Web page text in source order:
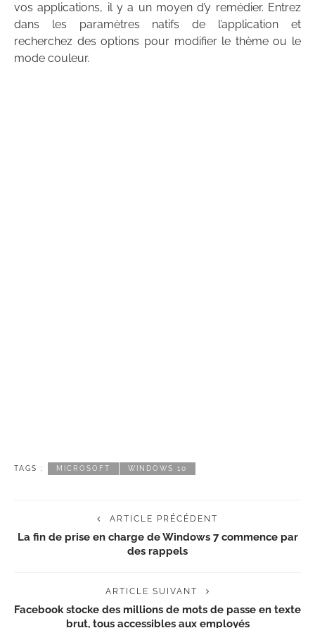
vos applications, il y a un moyen d’y remédier. Entrez
dans les paramètres natifs de l’application et
recherchez des options pour modifier le thème ou le
mode couleur.
TAGS : MICROSOFT WINDOWS 10
ARTICLE PRÉCÉDENT
La fin de prise en charge de Windows 7 commence par
des rappels
ARTICLE SUIVANT
Facebook stocke des millions de mots de passe en texte
brut, tous accessibles aux employés